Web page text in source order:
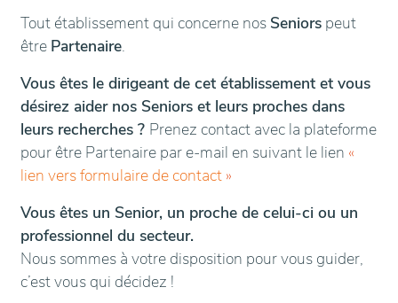
Tout établissement qui concerne nos Seniors peut
être Partenaire.
Vous êtes le dirigeant de cet établissement et vous
désirez aider nos Seniors et leurs proches dans
leurs recherches ? Prenez contact avec la plateforme
pour être Partenaire par e-mail en suivant le lien «
lien vers formulaire de contact »
Vous êtes un Senior, un proche de celui-ci ou un
professionnel du secteur.
Nous sommes à votre disposition pour vous guider,
c’est vous qui décidez !